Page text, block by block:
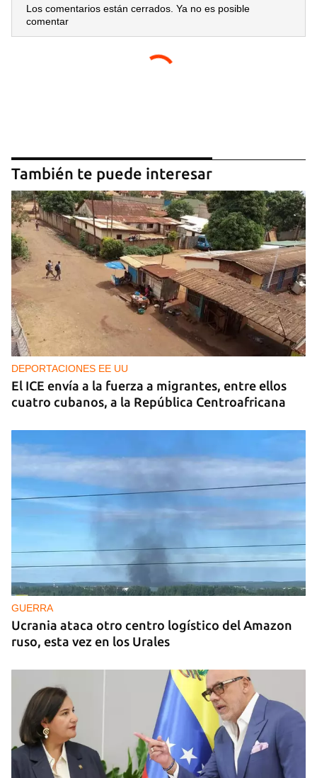
Los comentarios están cerrados. Ya no es posible
comentar
También te puede interesar
DEPORTACIONES EE UU
El ICE envía a la fuerza a migrantes, entre ellos
cuatro cubanos, a la República Centroafricana
GUERRA
Ucrania ataca otro centro logístico del Amazon
ruso, esta vez en los Urales